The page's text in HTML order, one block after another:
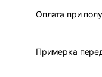
Оплата при
Примерка